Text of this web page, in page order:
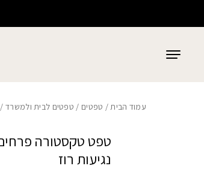
עמוד הבית/ טפטים / טפטים לבית ולמשרד/
טפט טקסטורה
נגיעות רוז